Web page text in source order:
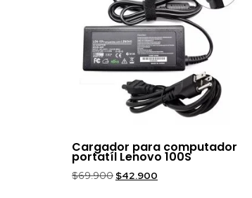
Cargador para computador
portatíl Lenovo 100S
$69.900 $42.900